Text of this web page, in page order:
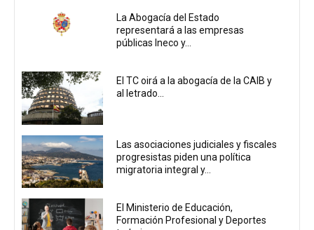
La Abogacía del Estado
representará a las empresas
públicas Ineco y...
El TC oirá a la abogacía de la CAIB y
al letrado...
Las asociaciones judiciales y fiscales
progresistas piden una política
migratoria integral y...
El Ministerio de Educación,
Formación Profesional y Deportes